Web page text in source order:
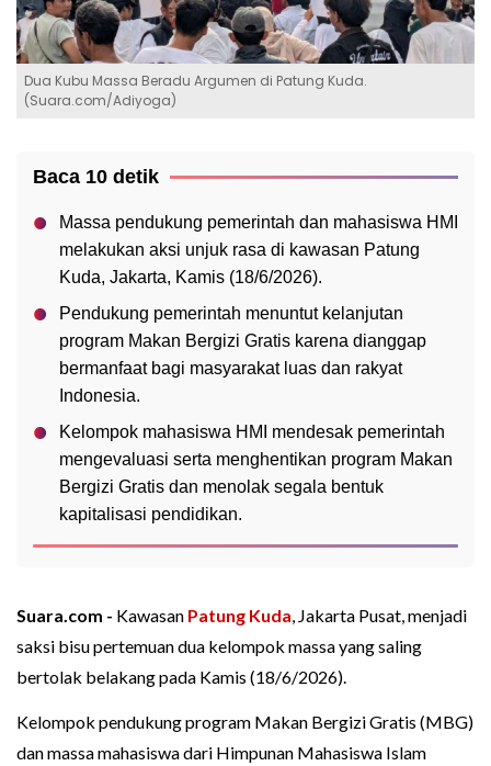
Dua Kubu Massa Beradu Argumen di Patung Kuda.
(Suara.com/Adiyoga)
Baca 10 detik
Massa pendukung pemerintah dan mahasiswa HMI
melakukan aksi unjuk rasa di kawasan Patung
Kuda, Jakarta, Kamis (18/6/2026).
Pendukung pemerintah menuntut kelanjutan
program Makan Bergizi Gratis karena dianggap
bermanfaat bagi masyarakat luas dan rakyat
Indonesia.
Kelompok mahasiswa HMI mendesak pemerintah
mengevaluasi serta menghentikan program Makan
Bergizi Gratis dan menolak segala bentuk
kapitalisasi pendidikan.
Suara.com - Kawasan Patung Kuda, Jakarta Pusat, menjadi
saksi bisu pertemuan dua kelompok massa yang saling
bertolak belakang pada Kamis (18/6/2026).
Kelompok pendukung program Makan Bergizi Gratis (MBG)
dan massa mahasiswa dari Himpunan Mahasiswa Islam